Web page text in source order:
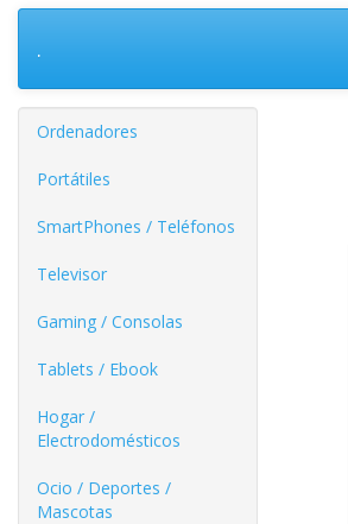
.
Ordenadores
Portátiles
SmartPhones / Teléfonos
Televisor
Gaming / Consolas
Tablets / Ebook
Hogar /
Electrodomésticos
Ocio / Deportes /
Mascotas